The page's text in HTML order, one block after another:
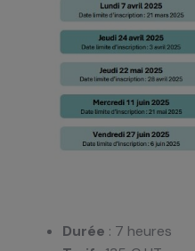
Durée : 7 heures